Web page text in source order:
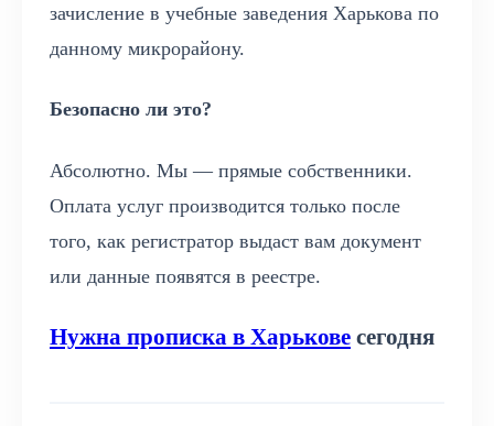
зачисление в учебные заведения Харькова по
данному микрорайону.
Безопасно ли это?
Абсолютно. Мы — прямые собственники.
Оплата услуг производится только после
того, как регистратор выдаст вам документ
или данные появятся в реестре.
Нужна прописка в Харькове сегодня